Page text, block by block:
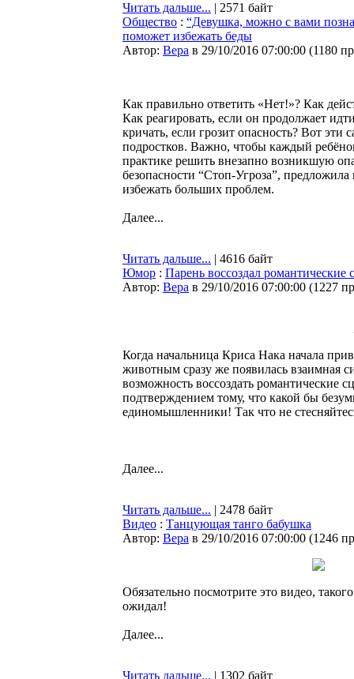
Читать дальше... | 2571 байт
Общество : “Девушка, можно с вами
поможет избежать беды
Автор: Bepa в 29/10/2016 07:00:00 (1180
Как правильно ответить «Нет!»? Как
Как реагировать, если он продолжает
кричать, если грозит опасность? Вот
подростков. Важно, чтобы каждый
практике решить внезапно возникшую
безопасности “Стоп-Угроза”,
избежать больших проблем.
Далее...
Читать дальше... | 4616 байт
Юмор : Парень воссоздал
Автор: Bepa в 29/10/2016 07:00:00 (1227
Когда начальница Криса Нака начала
животным сразу же появилась взаимная
возможность воссоздать
подтверждением тому, что какой бы
единомышленники! Так что не
Далее...
Читать дальше... | 2478 байт
Видео : Танцующая танго бабушка
Автор: Bepa в 29/10/2016 07:00:00 (1246
Обязательно посмотрите это видео,
ожидал!
Далее...
Читать дальше... | 1302 байт